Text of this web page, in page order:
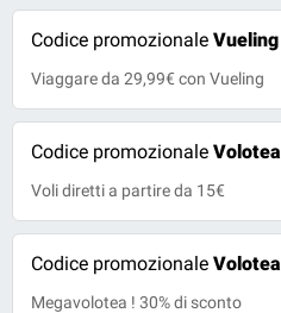
Codice promozionale Vueling
Viaggare da 29,99€ con Vueling
Codice promozionale Volotea
Voli diretti a partire da 15€
Codice promozionale Volotea
Megavolotea ! 30% di sconto